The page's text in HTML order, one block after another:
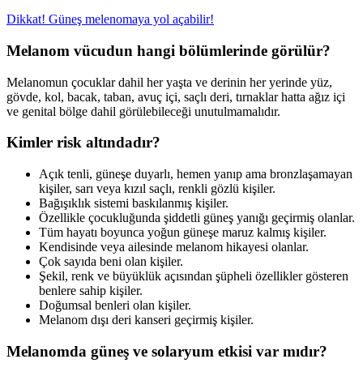
Dikkat! Güneş melenomaya yol açabilir!
Melanom vücudun hangi bölümlerinde görülür?
Melanomun çocuklar dahil her yaşta ve derinin her yerinde yüz,
gövde, kol, bacak, taban, avuç içi, saçlı deri, tırnaklar hatta ağız içi
ve genital bölge dahil görülebileceği unutulmamalıdır.
Kimler risk altındadır?
Açık tenli, güneşe duyarlı, hemen yanıp ama bronzlaşamayan
kişiler, sarı veya kızıl saçlı, renkli gözlü kişiler.
Bağışıklık sistemi baskılanmış kişiler.
Özellikle çocukluğunda şiddetli güneş yanığı geçirmiş olanlar.
Tüm hayatı boyunca yoğun güneşe maruz kalmış kişiler.
Kendisinde veya ailesinde melanom hikayesi olanlar.
Çok sayıda beni olan kişiler.
Şekil, renk ve büyüklük açısından şüpheli özellikler gösteren
benlere sahip kişiler.
Doğumsal benleri olan kişiler.
Melanom dışı deri kanseri geçirmiş kişiler.
Melanomda güneş ve solaryum etkisi var mıdır?